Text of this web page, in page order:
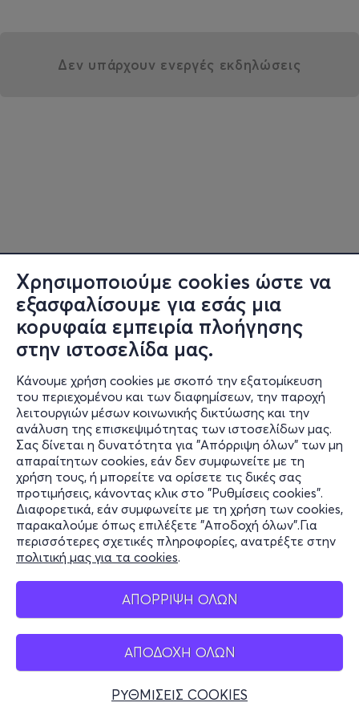
Χρησιμοποιούμε cookies ώστε να
εξασφαλίσουμε για εσάς μια
κορυφαία εμπειρία πλοήγησης
στην ιστοσελίδα μας.
Κάνουμε χρήση cookies με σκοπό την εξατομίκευση
του περιεχομένου και των διαφημίσεων, την παροχή
λειτουργιών μέσων κοινωνικής δικτύωσης και την
ανάλυση της επισκεψιμότητας των ιστοσελίδων μας.
Σας δίνεται η δυνατότητα για "Απόρριψη όλων" των μη
απαραίτητων cookies, εάν δεν συμφωνείτε με τη
χρήση τους, ή μπορείτε να ορίσετε τις δικές σας
προτιμήσεις, κάνοντας κλικ στο "Ρυθμίσεις cookies".
Διαφορετικά, εάν συμφωνείτε με τη χρήση των cookies,
παρακαλούμε όπως επιλέξετε "Αποδοχή όλων".Για
περισσότερες σχετικές πληροφορίες, ανατρέξτε στην
πολιτική μας για τα cookies.
ΑΠΟΡΡΙΨΗ ΟΛΩΝ
ΑΠΟΔΟΧΗ ΟΛΩΝ
ΡΥΘΜΙΣΕΙΣ COOKIES
Δεν υπάρχουν ενεργές εκδηλώσεις